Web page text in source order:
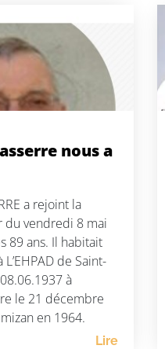
nous a
a rejoint la
du vendredi 8 mai
89 ans. Il habitait
de Saint-
à
le 21 décembre
en 1964.
[…]
Lire